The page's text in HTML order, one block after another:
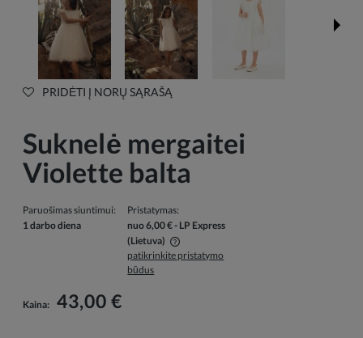
PRIDĖTI Į NORŲ SĄRAŠĄ
Suknelė mergaitei
Violette balta
Paruošimas siuntimui:
1 darbo diena
Pristatymas:
nuo 6,00 €- LP Express
(Lietuva)
Į kainą neįskaičiuotos galimos mokėjimo išlaidos
patikrinkite pristatymo
būdus
Kaina: 43,00 €